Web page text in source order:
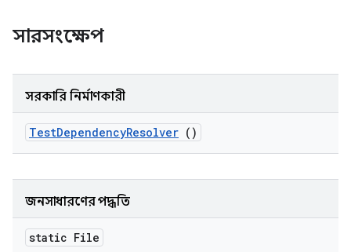
সারসংক্ষেপ
সরকারি নির্মাণকারী
TestDependencyResolver ()
জনসাধারণের পদ্ধতি
static File